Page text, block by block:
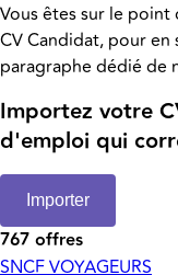
Vous êtes sur le
CV Candidat, pour
paragraphe dédié de
Importez votre
d'emploi qui
Importer
767 offres
SNCF VOYAGEURS